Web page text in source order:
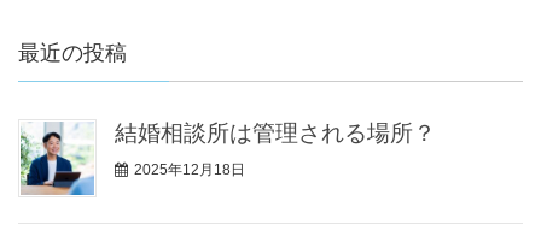
最近の投稿
結婚相談所は管理される場所？
2025年12月18日